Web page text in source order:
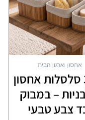
אחסון וארגון הבית
סט 3 סלסלות אחסון
– במבוק
צבע טבעי